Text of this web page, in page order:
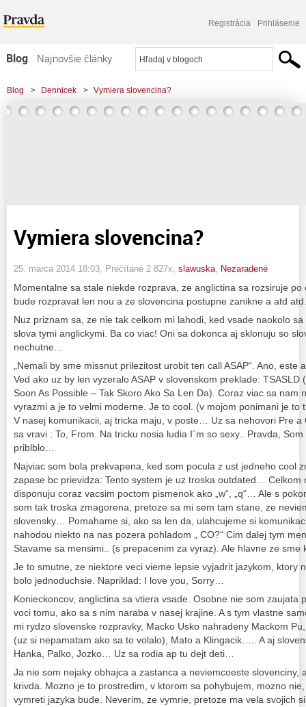
Registrácia Prihlásenie
Blog
Najnovšie články
Najčítanejšie články
Najkomentovanejšie články
Blog > Dennicek > Vymiera slovencina?
Vymiera slovencina?
25. marca 2014 18:03 , Prečítané 2 827x, slawuska Nezaradené
Momentalne sa stale niekde rozprava, ze anglictina sa rozsiruje
bude rozpravat len nou a ze slovencina postupne zanikne a atd
Nuz priznam sa, ze nie tak celkom mi lahodi, ked vsade naokolo
slova tymi anglickymi. Ba co viac! Oni sa dokonca aj sklonuju so
nechutne…
„Nemali by sme missnut prilezitost urobit ten call ASAP“. Ano, este
Ved ako uz by len vyzeralo ASAP v slovenskom preklade: TSASLD
Soon As Possible – Tak Skoro Ako Sa Len Da). Coraz viac sa nam
vyrazmi a je to velmi moderne. Je to cool. (v mojom ponimani je
V nasej komunikacii, aj tricka maju, v poste… Uz sa nehovori Pre a
sa vravi : To, From. Na tricku nosia ludia I´m so sexy.. Pravda,
priblblo…
Najviac som bola prekvapena, ked som pocula z ust jedneho cool
zapase bc prievidza: Tento system je uz troska outdated… Celkom
disponuju coraz vacsim poctom pismenok ako „w“, „q“… Ale s
som tak troska zmagorena, pretoze sa mi sem tam stane, ze
slovensky… Pomahame si, ako sa len da, ulahcujeme si
nahodou niekto na nas pozera pohladom „ CO?“ Cim dalej tym
Stavame sa mensimi.. (s prepacenim za vyraz). Ale hlavne ze
Je to smutne, ze niektore veci vieme lepsie vyjadrit jazykom, ktory
bolo jednoduchsie. Napriklad: I love you, Sorry…
Konieckoncov, anglictina sa vtiera vsade. Osobne nie som zaujata
voci tomu, ako sa s nim naraba v nasej krajine. A s tym vlastne
mi rydzo slovenske rozpravky, Macko Usko nahradeny Mackom
(uz si nepamatam ako sa to volalo), Mato a Klingacik….. A aj
Hanka, Palko, Jozko… Uz sa rodia ap tu dejt deti…
Ja nie som nejaky obhajca a zastanca a neviemcoeste slovenciny,
krivda. Mozno je to prostredim, v ktorom sa pohybujem, mozno
vymreti jazyka bude. Neverim, ze vymrie, pretoze ma vela svojich